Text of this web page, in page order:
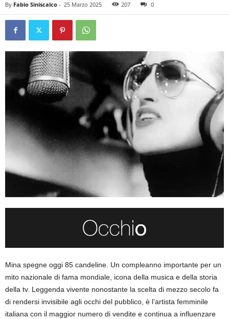
By Fabio Siniscalco - 25 Marzo 2025 207 0
Mina spegne oggi 85 candeline. Un compleanno importante per un
mito nazionale di fama mondiale, icona della musica e della storia
della tv. Leggenda vivente nonostante la scelta di mezzo secolo fa
di rendersi invisibile agli occhi del pubblico, è l’artista femminile
italiana con il maggior numero di vendite e continua a influenzare